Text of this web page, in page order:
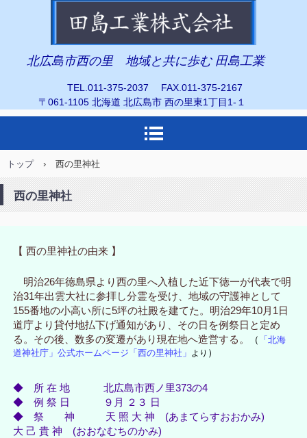
田島工業株式会社
北広島市西の里 地域と共に歩む 田島工業
TEL.011-375-2037 FAX.011-375-2167
〒061-1105 北海道 北広島市 西の里東1丁目1-１
トップ › 西の里神社
西の里神社
【 西の里神社の由来 】
明治26年徳島県より西の里へ入植した近下徳一が代表で明
治31年出雲大社に参拝し分霊を受け、地域の守護神として
155番地の小高い所に5坪の社殿を建てた。明治29年10月1日
道庁より貸付地払下げ通知があり、その日を例祭日と定め
る。その後、数多の変遷があり現在地へ造営する。
（ 「北海
道神社庁」公式ホームページ「西の里神社」 より ）
◆ 所 在 地 北広島市西ノ里373の4
◆ 例 祭 日 ９月 ２３ 日
◆ 祭 神 天 照 大 神 (あまてらすおおかみ)
大 己 貴 神 (おおなむちのかみ)